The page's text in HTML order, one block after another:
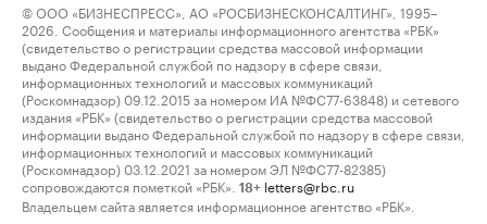
© ООО «БИЗНЕСПРЕСС», АО «РОСБИЗНЕСКОНСАЛТИНГ», 1995–
2026. Сообщения и материалы информационного агентства «РБК»
(свидетельство о регистрации средства массовой информации
выдано Федеральной службой по надзору в сфере связи,
информационных технологий и массовых коммуникаций
(Роскомнадзор) 09.12.2015 за номером ИА №ФС77-63848) и сетевого
издания «РБК» (свидетельство о регистрации средства массовой
информации выдано Федеральной службой по надзору в сфере связи,
информационных технологий и массовых коммуникаций
(Роскомнадзор) 03.12.2021 за номером ЭЛ №ФС77-82385)
сопровождаются пометкой «РБК».
18+ letters@rbc.ru
Владельцем сайта является информационное агентство «РБК».